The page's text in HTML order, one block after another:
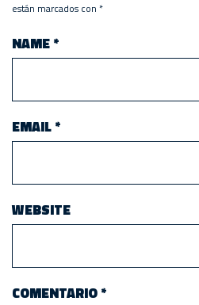
están marcados con *
NAME*
EMAIL*
WEBSITE
COMENTARIO*